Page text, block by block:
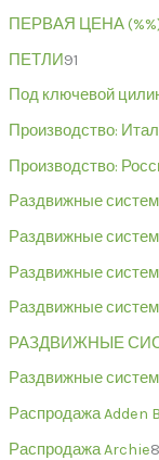
ПЕРВАЯ ЦЕНА
ПЕТЛИ91
Под ключевой
Производство:
Производство:
Раздвижные
Раздвижные
Раздвижные
Раздвижные
РАЗДВИЖНЫЕ
Раздвижные
Распродажа Adden
Распродажа Archie8